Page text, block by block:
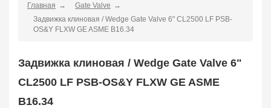
Клапан регулирующий
Control Valve
2
Клапан обратный
Ball Valve
Главная
Gate Valve
Задвижка клиновая / Wedge Gate Valve 6" CL2500 LF PSB-
OS&Y FLXW GE ASME B16.34
Задвижка клиновая / Wedge Gate Valve 6"
CL2500 LF PSB-OS&Y FLXW GE ASME
B16.34